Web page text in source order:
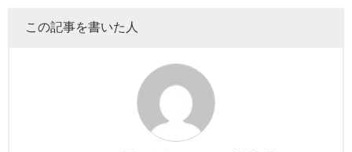
この記事を書いた人